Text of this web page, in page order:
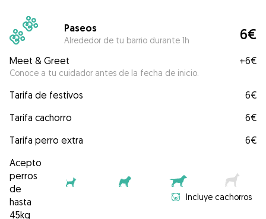
Paseos
Alrededor de tu barrio durante 1h 6€
Meet & Greet
Conoce a tu cuidador antes de la fecha de inicio.
+6€
Tarifa de festivos
6€
Tarifa cachorro
6€
Tarifa perro extra
6€
Acepto
perros
de
hasta
45kg
Incluye cachorros